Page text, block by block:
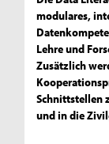
modulares,
Lehre und
Zusätzlich
Schnittstellen
und in die